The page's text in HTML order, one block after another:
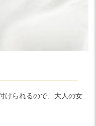
けられるので、大人の女